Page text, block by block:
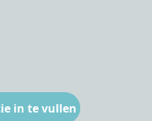
in te vullen